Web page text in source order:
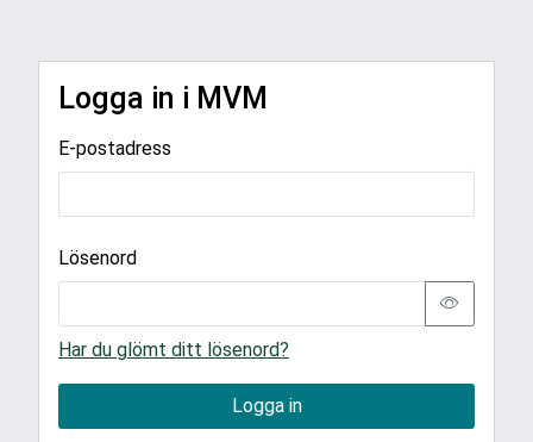
Logga in i MVM
E-postadress
Lösenord
Har du glömt ditt lösenord?
Logga in